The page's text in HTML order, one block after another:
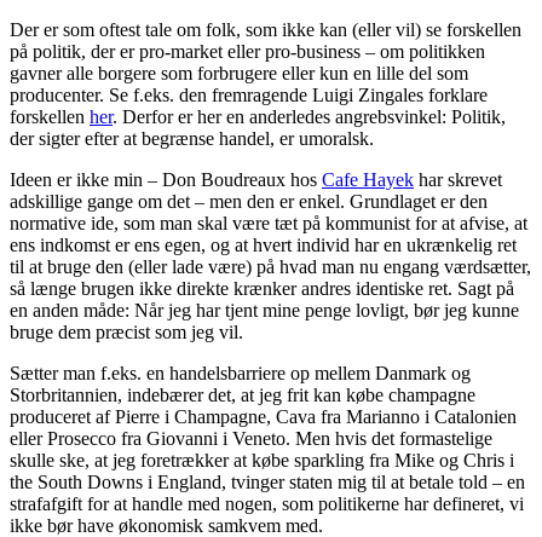
Der er som oftest tale om folk, som ikke kan (eller vil) se forskellen
på politik, der er pro-market eller pro-business – om politikken
gavner alle borgere som forbrugere eller kun en lille del som
producenter. Se f.eks. den fremragende Luigi Zingales forklare
forskellen her. Derfor er her en anderledes angrebsvinkel: Politik,
der sigter efter at begrænse handel, er umoralsk.
Ideen er ikke min – Don Boudreaux hos Cafe Hayek har skrevet
adskillige gange om det – men den er enkel. Grundlaget er den
normative ide, som man skal være tæt på kommunist for at afvise, at
ens indkomst er ens egen, og at hvert individ har en ukrænkelig ret
til at bruge den (eller lade være) på hvad man nu engang værdsætter,
så længe brugen ikke direkte krænker andres identiske ret. Sagt på
en anden måde: Når jeg har tjent mine penge lovligt, bør jeg kunne
bruge dem præcist som jeg vil.
Sætter man f.eks. en handelsbarriere op mellem Danmark og
Storbritannien, indebærer det, at jeg frit kan købe champagne
produceret af Pierre i Champagne, Cava fra Marianno i Catalonien
eller Prosecco fra Giovanni i Veneto. Men hvis det formastelige
skulle ske, at jeg foretrækker at købe sparkling fra Mike og Chris i
the South Downs i England, tvinger staten mig til at betale told – en
strafafgift for at handle med nogen, som politikerne har defineret, vi
ikke bør have økonomisk samkvem med.